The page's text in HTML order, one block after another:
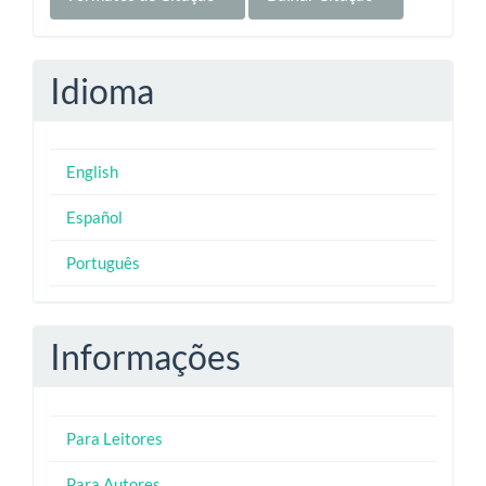
Idioma
English
Español
Português
Informações
Para Leitores